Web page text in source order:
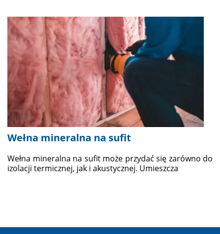
Wełna mineralna na sufit
Wełna mineralna na sufit może przydać się zarówno do
izolacji termicznej, jak i akustycznej. Umieszcza